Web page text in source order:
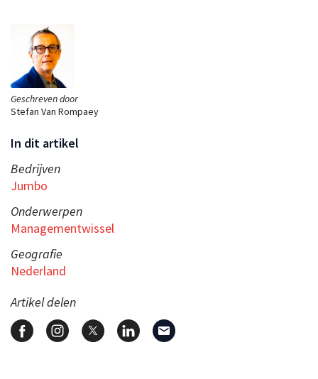
Geschreven door
Stefan Van Rompaey
In dit artikel
Bedrijven
Jumbo
Onderwerpen
Managementwissel
Geografie
Nederland
Artikel delen